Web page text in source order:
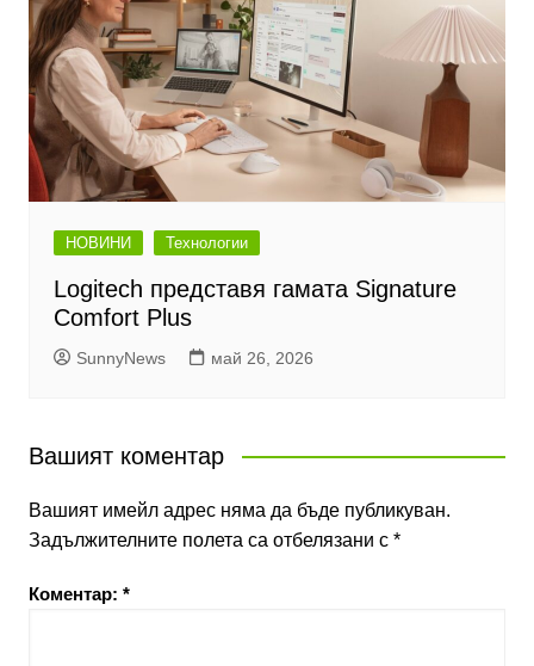
НОВИНИ Технологии
Logitech представя гамата Signature
Comfort Plus
SunnyNews май 26, 2026
Вашият коментар
Вашият имейл адрес няма да бъде публикуван.
Задължителните полета са отбелязани с *
Коментар: *